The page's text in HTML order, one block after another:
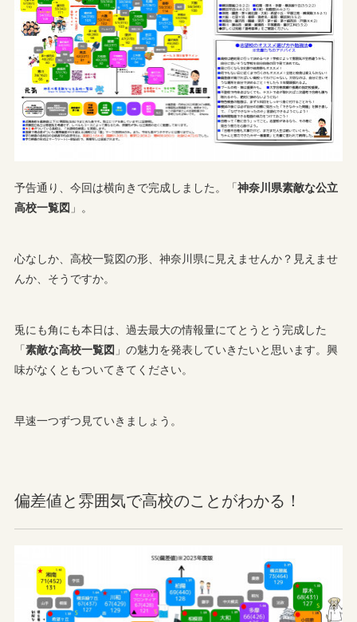
予告通り、今回は横向きで完成しました。「神奈川県素敵な公立
高校一覧図 」。
心なしか、高校一覧図の形、神奈川県に見えませんか？見えませ
んか、そうですか。
兎にも角にも本日は、過去最大の情報量にてとうとう完成した
「素敵な高校一覧図 」の魅力を発表していきたいと思います。興
味がなくともついてきてください。
早速一つずつ見ていきましょう。
偏差値と雰囲気で高校のことがわかる！